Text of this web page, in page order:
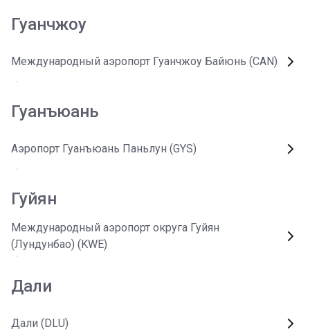
Гуанчжоу
Международный аэропорт Гуанчжоу Байюнь (CAN)
Гуанъюань
Аэропорт Гуанъюань Паньлун (GYS)
Гуйян
Международный аэропорт округа Гуйян
(Лундунбао) (KWE)
Дали
Дали (DLU)